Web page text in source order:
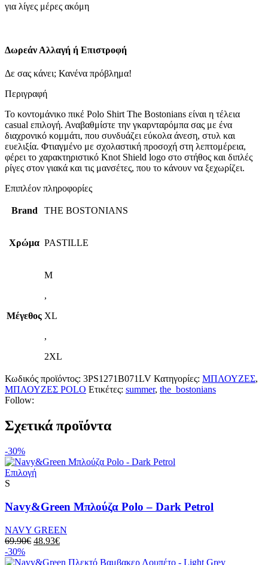
ποσότητα
για λίγες μέρες ακόμη
Δωρεάν Αλλαγή ή Επιστροφή
Δε σας κάνει; Κανένα πρόβλημα!
Περιγραφή
Το κοντομάνικο πικέ Polo Shirt The Bostonians είναι η τέλεια
casual επιλογή. Αναβαθμίστε την γκαρνταρόμπα σας με ένα
διαχρονικό κομμάτι, που συνδυάζει εύκολα άνεση, στυλ και
ευελιξία. Φτιαγμένο με σχολαστική προσοχή στη λεπτομέρεια,
φέρει το χαρακτηριστικό Knot Shield logo στο στήθος και διπλές
ρίγες στον γιακά και τις μανσέτες, που το κάνουν να ξεχωρίζει.
Επιπλέον πληροφορίες
Brand THE BOSTONIANS
Χρώμα PASTILLE
Μέγεθος
M
,
XL
,
2XL
Κωδικός προϊόντος: 3PS1271B071LV Κατηγορίες: ΜΠΛΟΥΖΕΣ,
ΜΠΛΟΥΖΕΣ POLO Ετικέτες: summer, the_bostonians
Follow:
Σχετικά προϊόντα
-30%
ΕπιλογήΑυτό
έχει
πολλαπλές
παραλλαγές.
Οι
επιλογές
μπορούν
S
Navy&Green Mπλούζα Polo – Dark Petrol
NAVY GREEN
69.90€ Original
was:
48.93€Η
τιμή
-30%